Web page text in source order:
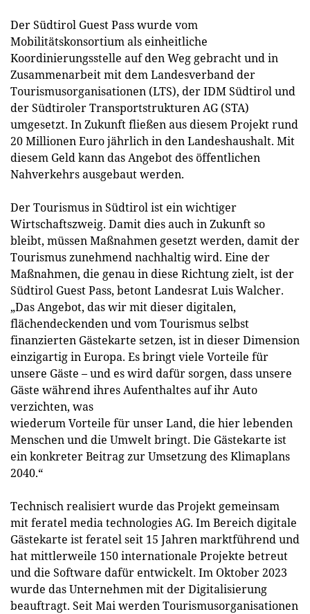
Der Südtirol Guest Pass wurde vom
Mobilitätskonsortium als einheitliche
Koordinierungsstelle auf den Weg gebracht und in
Zusammenarbeit mit dem Landesverband der
Tourismusorganisationen (LTS), der IDM Südtirol und
der Südtiroler Transportstrukturen AG (STA)
umgesetzt. In Zukunft fließen aus diesem Projekt rund
20 Millionen Euro jährlich in den Landeshaushalt. Mit
diesem Geld kann das Angebot des öffentlichen
Nahverkehrs ausgebaut werden.
Der Tourismus in Südtirol ist ein wichtiger
Wirtschaftszweig. Damit dies auch in Zukunft so
bleibt, müssen Maßnahmen gesetzt werden, damit der
Tourismus zunehmend nachhaltig wird. Eine der
Maßnahmen, die genau in diese Richtung zielt, ist der
Südtirol Guest Pass, betont Landesrat Luis Walcher.
„Das Angebot, das wir mit dieser digitalen,
flächendeckenden und vom Tourismus selbst
finanzierten Gästekarte setzen, ist in dieser Dimension
einzigartig in Europa. Es bringt viele Vorteile für
unsere Gäste – und es wird dafür sorgen, dass unsere
Gäste während ihres Aufenthaltes auf ihr Auto
verzichten, was
wiederum Vorteile für unser Land, die hier lebenden
Menschen und die Umwelt bringt. Die Gästekarte ist
ein konkreter Beitrag zur Umsetzung des Klimaplans
2040.“
Technisch realisiert wurde das Projekt gemeinsam
mit feratel media technologies AG. Im Bereich digitale
Gästekarte ist feratel seit 15 Jahren marktführend und
hat mittlerweile 150 internationale Projekte betreut
und die Software dafür entwickelt. Im Oktober 2023
wurde das Unternehmen mit der Digitalisierung
beauftragt. Seit Mai werden Tourismusorganisationen